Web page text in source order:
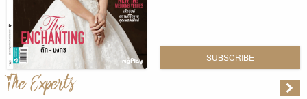
SUBSCRIBE
The Experts